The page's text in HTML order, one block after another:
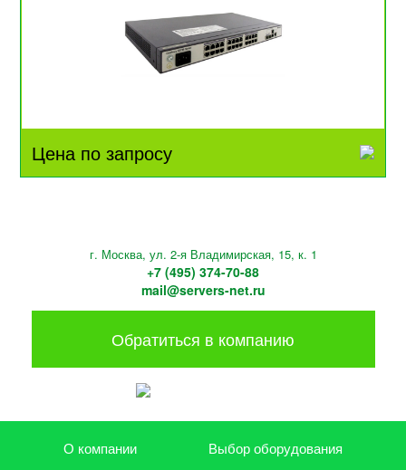
Цена по запросу
г. Москва, ул. 2-я Владимирская, 15, к. 1
+7 (495) 374-70-88
mail@servers-net.ru
Обратиться в компанию
О компании
Выбор оборудования